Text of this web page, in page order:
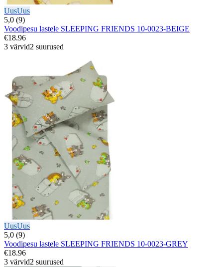
UusUus
5,0 (9)
Voodipesu lastele SLEEPING FRIENDS 10-0023-BEIGE
€18.96
3 värvid2 suurused
UusUus
5,0 (9)
Voodipesu lastele SLEEPING FRIENDS 10-0023-GREY
€18.96
3 värvid2 suurused